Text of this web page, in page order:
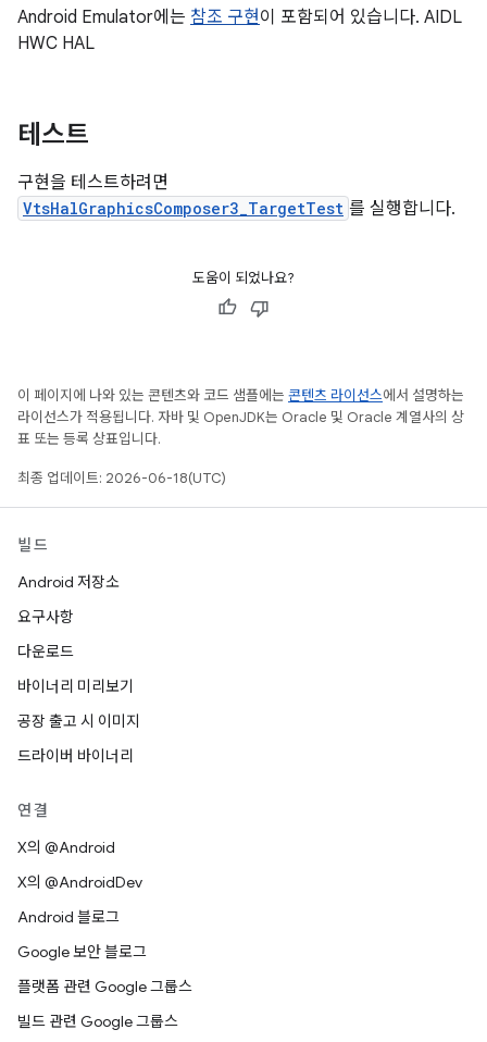
Android Emulator에는 참조 구현이 포함되어 있습니다. AIDL
HWC HAL
테스트
구현을 테스트하려면
VtsHalGraphicsComposer3_TargetTest 를 실행합니다.
도움이 되었나요?
이 페이지에 나와 있는 콘텐츠와 코드 샘플에는 콘텐츠 라이선스에서 설명하는
라이선스가 적용됩니다. 자바 및 OpenJDK는 Oracle 및 Oracle 계열사의 상
표 또는 등록 상표입니다.
최종 업데이트: 2026-06-18(UTC)
빌드
Android 저장소
요구사항
다운로드
바이너리 미리보기
공장 출고 시 이미지
드라이버 바이너리
연결
X의 @Android
X의 @AndroidDev
Android 블로그
Google 보안 블로그
플랫폼 관련 Google 그룹스
빌드 관련 Google 그룹스